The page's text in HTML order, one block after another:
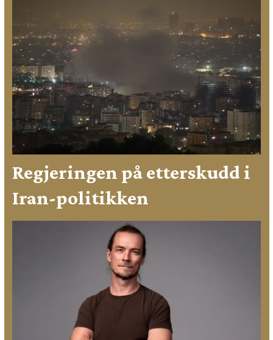
Regjeringen på etterskudd i
Iran-politikken